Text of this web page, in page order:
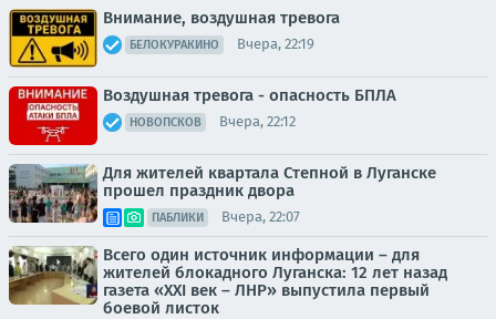
Внимание, воздушная тревога
БЕЛОКУРАКИНО Вчера, 22:19
Воздушная тревога - опасность БПЛА
НОВОПСКОВ Вчера, 22:12
Для жителей квартала Степной в Луганске
прошел праздник двора
ПАБЛИКИ Вчера, 22:07
Всего один источник информации – для
жителей блокадного Луганска: 12 лет назад
газета «XXI век – ЛНР» выпустила первый
боевой листок